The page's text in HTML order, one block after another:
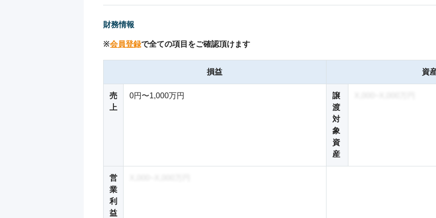
財務情報
※会員登録で全ての項目をご確認頂けます
損益
売
上
0円〜1,000万円
営
業
利
益
資
譲
渡
対
象
資
産